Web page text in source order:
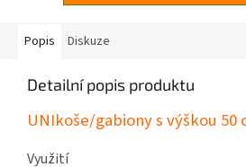
Popis Diskuze
Detailní popis produktu
UNIkoše/gabiony s výškou 50
Využití